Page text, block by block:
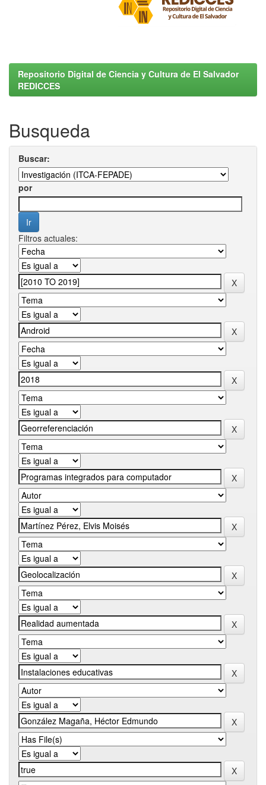
Repositorio Digital de Ciencia y Cultura de El Salvador
REDICCES
Busqueda
Buscar:
por
Filtros actuales: